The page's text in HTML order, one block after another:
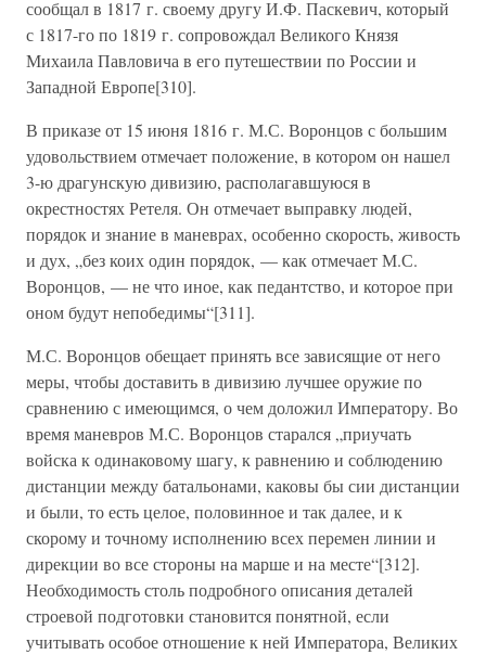
сообщал в 1817 г. своему другу И.Ф. Паскевич, который
с 1817-го по 1819 г. сопровождал Великого Князя
Михаила Павловича в его путешествии по России и
Западной Европе[310].
В приказе от 15 июня 1816 г. М.С. Воронцов с большим
удовольствием отмечает положение, в котором он нашел
3-ю драгунскую дивизию, располагавшуюся в
окрестностях Ретеля. Он отмечает выправку людей,
порядок и знание в маневрах, особенно скорость, живость
и дух, „без коих один порядок, — как отмечает М.С.
Воронцов, — не что иное, как педантство, и которое при
оном будут непобедимы“[311].
М.С. Воронцов обещает принять все зависящие от него
меры, чтобы доставить в дивизию лучшее оружие по
сравнению с имеющимся, о чем доложил Императору. Во
время маневров М.С. Воронцов старался „приучать
войска к одинаковому шагу, к равнению и соблюдению
дистанции между батальонами, каковы бы сии дистанции
и были, то есть целое, половинное и так далее, и к
скорому и точному исполнению всех перемен линии и
дирекции во все стороны на марше и на месте“[312].
Необходимость столь подробного описания деталей
строевой подготовки становится понятной, если
учитывать особое отношение к ней Императора, Великих